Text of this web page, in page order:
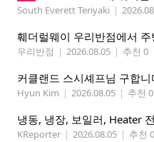
South Everett Teriyaki |
훼더럴웨이 우리반점에서
우리반점 | 2026.08.05 | 추천 0
커클랜드 스시셰프님 구합니
Hyun Kim | 2026.08.05 | 추천 0
냉동, 냉장, 보일러, Heater
KReporter | 2026.08.05 | 추천 0